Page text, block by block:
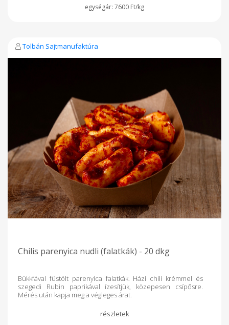
7600 Ft/kg
Tolbán Sajtmanufaktúra
Chilis parenyica nudli (falatkák) - 20 dkg
Bükkfával füstölt parenyica falatkák. Házi chili krémmel és
szegedi Rubin paprikával ízesítjük, közepesen csípősre.
Mérés után kapja meg a végleges árat.